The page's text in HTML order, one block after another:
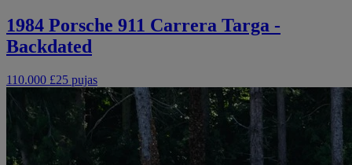
1984 Porsche 911 Carrera Targa -
Backdated
110.000 £25 pujas